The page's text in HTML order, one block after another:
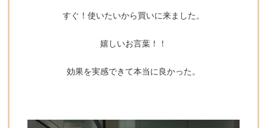
すぐ！使いたいから買いに来ました。
嬉しいお言葉！！
効果を実感できて本当に良かった。